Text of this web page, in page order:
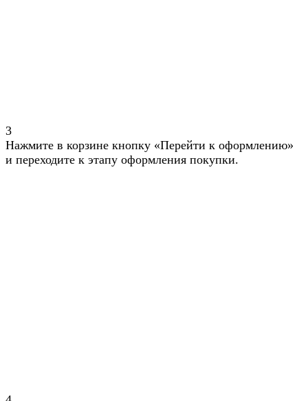
3
Нажмите в корзине кнопку «Перейти к оформлению»
и переходите к этапу оформления покупки.